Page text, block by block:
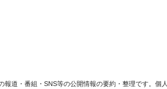
道・番組・SNS等の公開情報の要約・整理です。個